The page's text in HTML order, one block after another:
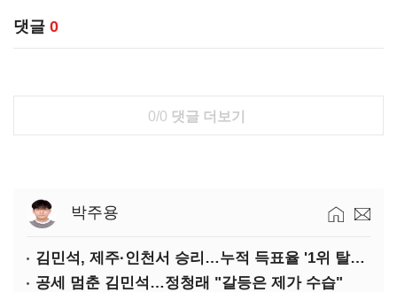
댓글 0
0/0 댓글 더보기
박주용
김민석, 제주·인천서 승리…누적 득표율 '1위 탈환'(종합)
공세 멈춘 김민석…정청래 "갈등은 제가 수습"